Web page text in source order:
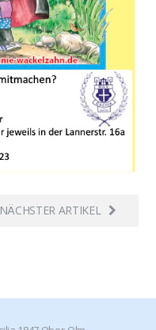
NÄCHSTER ARTIKEL